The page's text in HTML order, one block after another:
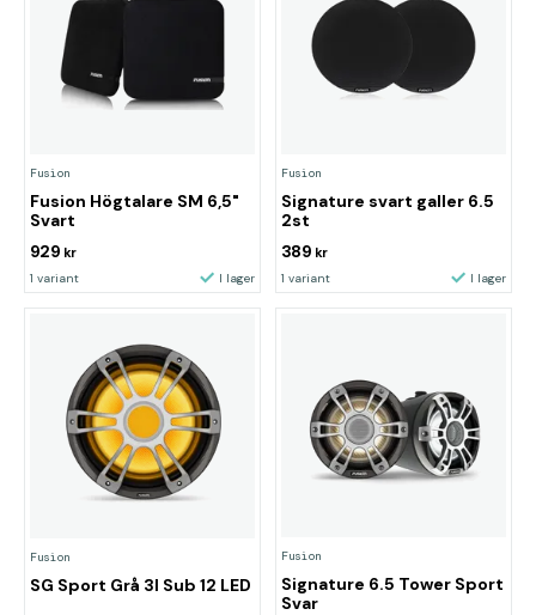
Fusion
Fusion Högtalare SM 6,5"
Svart
929 kr
1 variant I lager
Fusion
Signature svart galler 6.5
2st
389 kr
1 variant I lager
Fusion
SG Sport Grå 3I Sub 12 LED
Fusion
Signature 6.5 Tower Sport
Svar